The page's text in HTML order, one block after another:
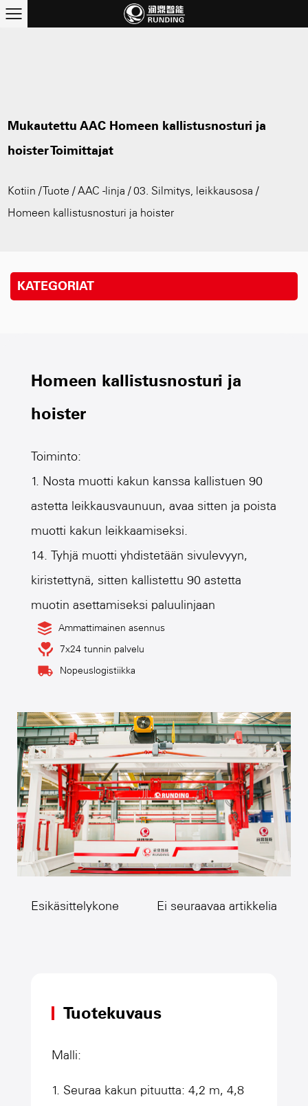
Mukautettu AAC Homeen kallistusnosturi ja
hoister Toimittajat
Kotiin /Tuote /AAC -linja /03. Silmitys, leikkausosa /
Homeen kallistusnosturi ja hoister
KATEGORIAT
Homeen kallistusnosturi ja
hoister
Toiminto:
1. Nosta muotti kakun kanssa kallistuen 90
astetta leikkausvaunuun, avaa sitten ja poista
muotti kakun leikkaamiseksi.
14. Tyhjä muotti yhdistetään sivulevyyn,
kiristettynä, sitten kallistettu 90 astetta
muotin asettamiseksi paluulinjaan
Ammattimainen asennus
7x24 tunnin palvelu
Nopeuslogistiikka
Esikäsittelykone Ei seuraavaa artikkelia
Tuotekuvaus
Malli:
1. Seuraa kakun pituutta: 4,2 m, 4,8